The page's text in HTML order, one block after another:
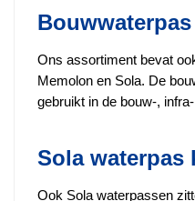
Bouwwaterpas
Ons assortiment bevat
Memolon en Sola. De
gebruikt in de bouw-,
Sola waterpas
Ook Sola waterpassen